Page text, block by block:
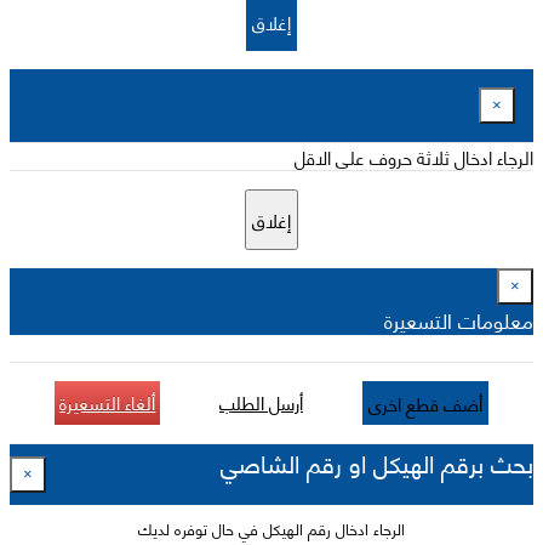
إغلاق
×
الرجاء ادخال ثلاثة حروف على الاقل
إغلاق
×
معلومات التسعيرة
أضف قطع اخرى أرسل الطلب ألغاء التسعيرة
بحث برقم الهيكل او رقم الشاصي ×
الرجاء ادخال رقم الهيكل في حال توفره لديك